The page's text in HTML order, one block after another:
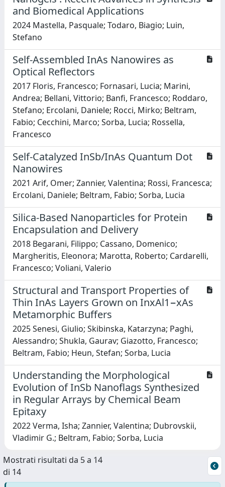
and Biomedical Applications
2024 Mastella, Pasquale; Todaro, Biagio; Luin,
Stefano
Self-Assembled InAs Nanowires as
Optical Reflectors
2017 Floris, Francesco; Fornasari, Lucia; Marini,
Andrea; Bellani, Vittorio; Banfi, Francesco; Roddaro,
Stefano; Ercolani, Daniele; Rocci, Mirko; Beltram,
Fabio; Cecchini, Marco; Sorba, Lucia; Rossella,
Francesco
Self-Catalyzed InSb/InAs Quantum Dot
Nanowires
2021 Arif, Omer; Zannier, Valentina; Rossi, Francesca;
Ercolani, Daniele; Beltram, Fabio; Sorba, Lucia
Silica-Based Nanoparticles for Protein
Encapsulation and Delivery
2018 Begarani, Filippo; Cassano, Domenico;
Margheritis, Eleonora; Marotta, Roberto; Cardarelli,
Francesco; Voliani, Valerio
Structural and Transport Properties of
Thin InAs Layers Grown on InxAl1−xAs
Metamorphic Buffers
2025 Senesi, Giulio; Skibinska, Katarzyna; Paghi,
Alessandro; Shukla, Gaurav; Giazotto, Francesco;
Beltram, Fabio; Heun, Stefan; Sorba, Lucia
Understanding the Morphological
Evolution of InSb Nanoflags Synthesized
in Regular Arrays by Chemical Beam
Epitaxy
2022 Verma, Isha; Zannier, Valentina; Dubrovskii,
Vladimir G.; Beltram, Fabio; Sorba, Lucia
Mostrati risultati da 5 a 14
di 14